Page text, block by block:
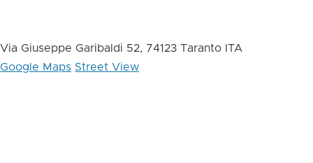
Via Giuseppe Garibaldi 52, 74123 Taranto ITA
Google Maps Street View